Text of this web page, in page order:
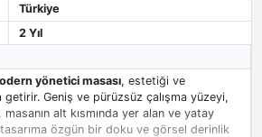
Türkiye
2 Yıl
yönetici masası, estetiği ve
Geniş ve pürüzsüz çalışma yüzeyi,
alt kısmında yer alan ve yatay
özgün bir doku ve görsel derinlik